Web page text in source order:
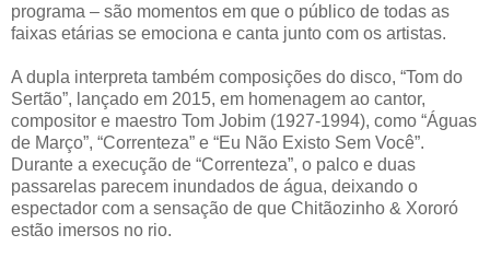
programa – são momentos em que o público de todas as
faixas etárias se emociona e canta junto com os artistas.
A dupla interpreta também composições do disco, “Tom do
Sertão”, lançado em 2015, em homenagem ao cantor,
compositor e maestro Tom Jobim (1927-1994), como “Águas
de Março”, “Correnteza” e “Eu Não Existo Sem Você”.
Durante a execução de “Correnteza”, o palco e duas
passarelas parecem inundados de água, deixando o
espectador com a sensação de que Chitãozinho & Xororó
estão imersos no rio.